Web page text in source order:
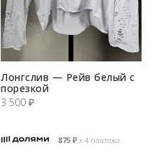
Лонгслив — Рейв белый с
порезкой
3 500 ₽
875 ₽х 4 платежа